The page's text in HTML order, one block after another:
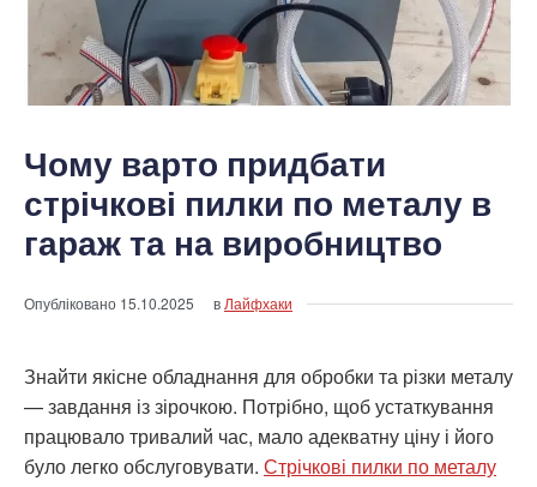
Чому варто придбати
стрічкові пилки по металу в
гараж та на виробництво
Опубліковано 15.10.2025 в Лайфхаки
Знайти якісне обладнання для обробки та різки металу
— завдання із зірочкою. Потрібно, щоб устаткування
працювало тривалий час, мало адекватну ціну і його
було легко обслуговувати. Стрічкові пилки по металу